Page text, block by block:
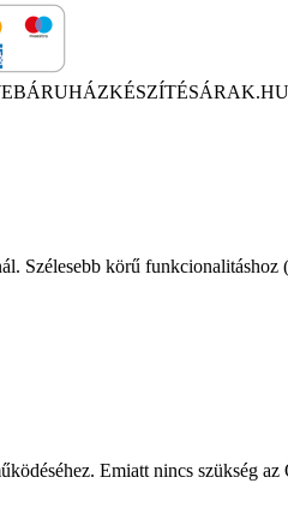
Szélesebb körű
Emiatt nincs szükség az